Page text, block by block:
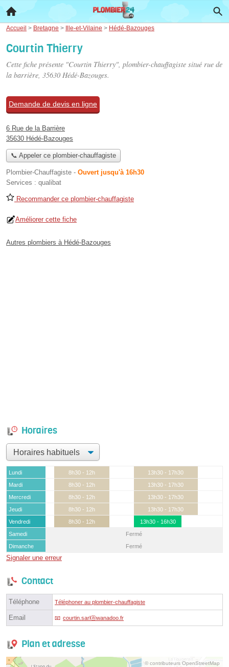
Accueil > Bretagne > Ille-et-Vilaine > Hédé-Bazouges
Courtin Thierry
Cette fiche présente "Courtin Thierry", plombier-chauffagiste situé rue de
la barrière, 35630 Hédé-Bazouges.
Demande de devis en ligne
6 Rue de la Barrière
35630 Hédé-Bazouges
📞 Appeler ce plombier-chauffagiste
Plombier-Chauffagiste - Ouvert jusqu'à 16h30
Services : qualibat
Recommander ce plombier-chauffagiste
Améliorer cette fiche
Autres plombiers à Hédé-Bazouges
Horaires
Lundi 8h30 - 12h
13h30 - 17h30
Mardi
8h30 - 12h
13h30 - 17h30
Mercredi
8h30 - 12h
13h30 - 17h30
Jeudi
8h30 - 12h
13h30 - 17h30
Vendredi
8h30 - 12h
13h30 - 16h30
Samedi
Fermé
Dimanche
Fermé
Signaler une erreur
Contact
Téléphone Téléphoner au plombier-chauffagiste
Email courtin.sarlⓐwanadoo.fr
Plan et adresse
© contributeurs OpenStreetMap